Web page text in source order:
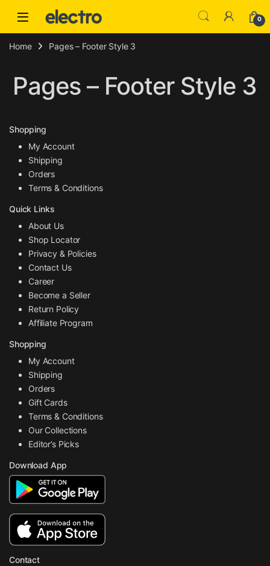
0
Home Pages – Footer Style 3
Pages – Footer Style 3
Shopping
My Account
Shipping
Orders
Terms & Conditions
Quick Links
About Us
Shop Locator
Privacy & Policies
Contact Us
Career
Become a Seller
Return Policy
Affiliate Program
Shopping
My Account
Shipping
Orders
Gift Cards
Terms & Conditions
Our Collections
Editor’s Picks
Download App
Contact